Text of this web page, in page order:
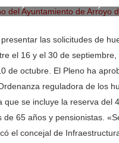
las solicitudes de
el 16 y el 30 de
de octubre. El Pleno ha
reguladora de los
que se incluye la reserva del
de 65 años y pensionistas.
el concejal de